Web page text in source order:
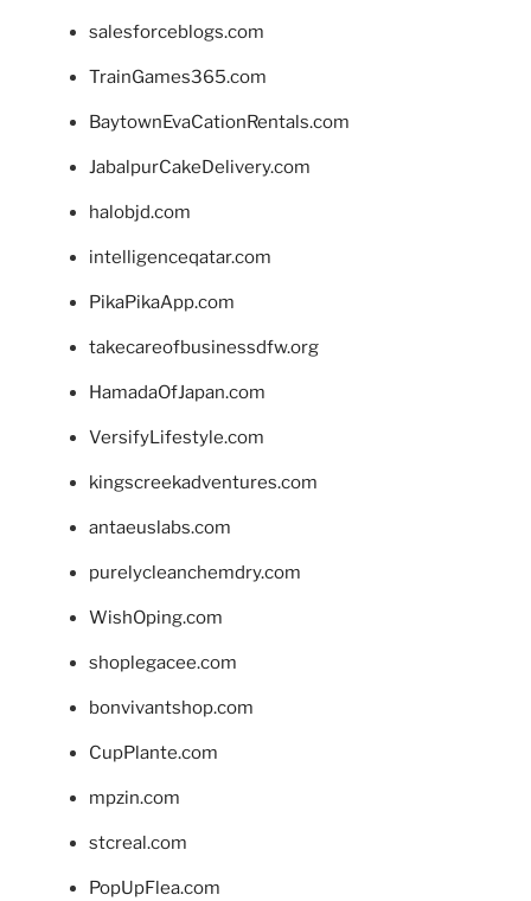
salesforceblogs.com
TrainGames365.com
BaytownEvaCationRentals.com
JabalpurCakeDelivery.com
halobjd.com
intelligenceqatar.com
PikaPikaApp.com
takecareofbusinessdfw.org
HamadaOfJapan.com
VersifyLifestyle.com
kingscreekadventures.com
antaeuslabs.com
purelycleanchemdry.com
WishOping.com
shoplegacee.com
bonvivantshop.com
CupPlante.com
mpzin.com
stcreal.com
PopUpFlea.com